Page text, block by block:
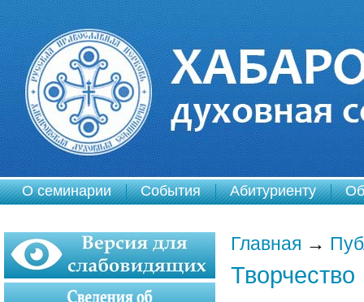
О семинарии События Абитуриенту
Главная →
Творчество